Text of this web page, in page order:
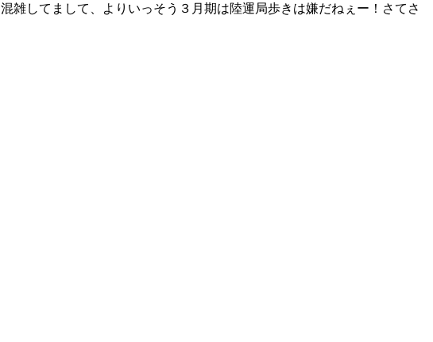
雑してまして、よりいっそう３月期は陸運局歩きは嫌だねぇー！さてさ